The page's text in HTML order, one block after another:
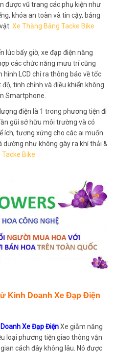
được vũ trang các phụ kiện như
khóa an toàn và tin cậy, bảng
Xe Thăng Bằng Tacke Bike
lúc bấy giờ, xe đạp điện năng
các chức năng mưu trí cũng
hình LCD chỉ ra thông báo về tốc
tinh chỉnh và điều khiển không
Smartphone.
điện là 1 trong phương tiện đi
gũi sở hữu môi trường và có
ích, tương xứng cho các ai muốn
như không gây ra khí thải &
Bike
Kinh Doanh Xe Đạp Điện
Xe Đạp ĐiệnXe giẫm năng
loại phương tiện giao thông vận
cách đây không lâu. Nó được